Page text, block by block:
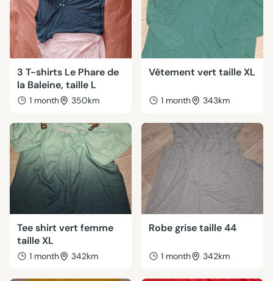
3 T-shirts Le Phare de
la Baleine, taille L
1 month 350km
Vêtement vert taille XL
1 month 343km
Tee shirt vert femme
taille XL
1 month 342km
Robe grise taille 44
1 month 342km